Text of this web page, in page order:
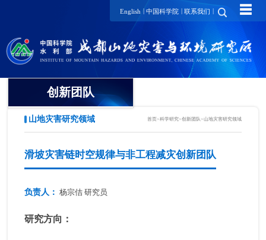
English | 中国科学院 | 联系我们 | ☰
创新团队
领域方向
创新团队
山地灾害研究领域 首页>科学研究>创新团队>山地灾害研究领域
滑坡灾害链时空规律与非工程减灾创新团队
负责人： 杨宗佶 研究员
研究方向：